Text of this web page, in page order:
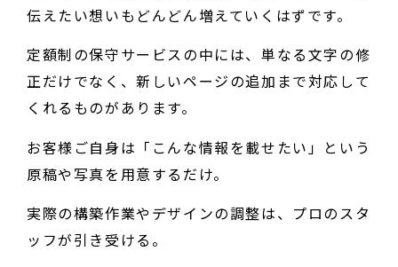
伝えたい想いもどんどん増えていくはずです。
定額制の保守サービスの中には、単なる文字の修
正だけでなく、新しいページの追加まで対応して
くれるものがあります。
お客様ご自身は「こんな情報を載せたい」という
原稿や写真を用意するだけ。
実際の構築作業やデザインの調整は、プロのスタ
ッフが引き受ける。